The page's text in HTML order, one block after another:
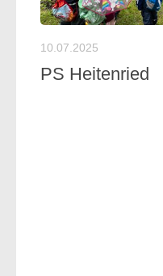
10.07.2025
PS Heitenried